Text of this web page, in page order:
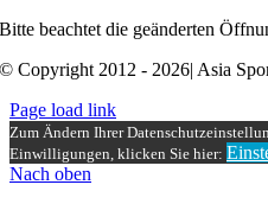
Bitte beachtet die geänderten
© Copyright 2012 - 2026| Asia
Page load link
Zum Ändern Ihrer
Einwilligungen, klicken Sie hier:
Nach oben